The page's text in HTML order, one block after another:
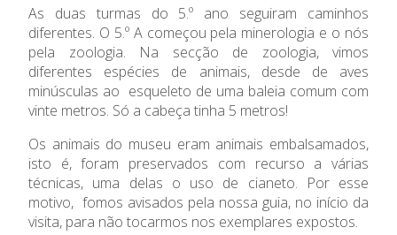
Admissão
Informações
APEE
Notícias
As duas turmas do 5.º ano seguiram caminhos
diferentes. O 5.º A começou pela minerologia e o nós
pela zoologia. Na secção de zoologia, vimos
diferentes espécies de animais, desde de aves
minúsculas ao esqueleto de uma baleia comum com
vinte metros. Só a cabeça tinha 5 metros!
Os animais do museu eram animais embalsamados,
isto é, foram preservados com recurso a várias
técnicas, uma delas o uso de cianeto. Por esse
motivo, fomos avisados pela nossa guia, no início da
visita, para não tocarmos nos exemplares expostos.